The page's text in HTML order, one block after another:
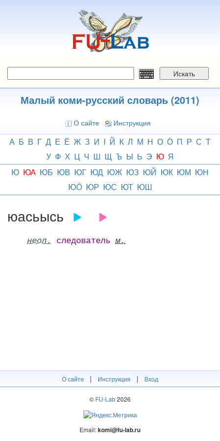
Искать
Малый коми-русский словарь (2011)
О сайте Инструкция
А Б В Г Д Е Ё Ж З И І Й К Л М Н О Ӧ П Р С Т
У Ф Х Ц Ч Ш Щ Ъ Ы Ь Э Ю Я
Ю ЮА ЮБ ЮВ ЮГ ЮД ЮЖ ЮЗ ЮЙ ЮК ЮМ ЮН
ЮӦ ЮР ЮС ЮТ ЮШ
юасьысь
неол. следователь м.
О сайте | Инструкция | Вход
© FU-Lab2026
Email:komi@fu-lab.ru